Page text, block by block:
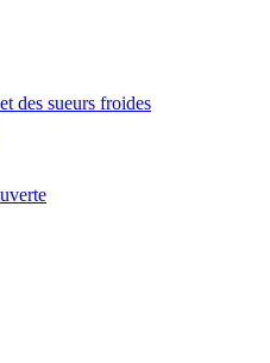
des sueurs froides